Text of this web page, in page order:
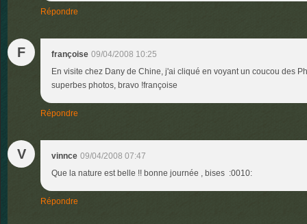
Répondre
F françoise 09/04/2008 10:25
En visite chez Dany de Chine, j'ai cliqué en voyant un coucou des
superbes photos, bravo !françoise
Répondre
V vinnce 09/04/2008 07:47
Que la nature est belle !! bonne journée , bises :0010:
Répondre